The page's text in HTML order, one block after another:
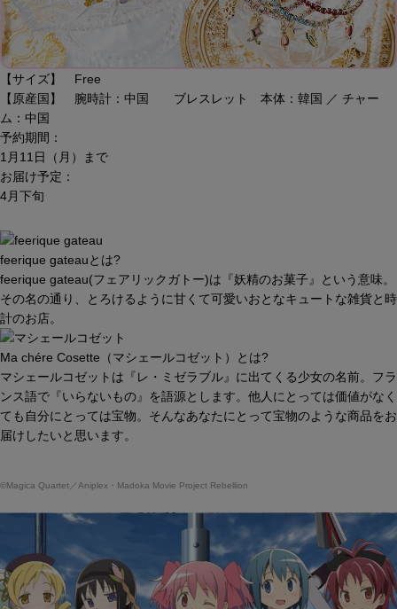
【サイズ】 Free
【原産国】 腕時計：中国 ブレスレット 本体：韓国 ／ チャー
ム：中国
予約期間：
1月11日（月）まで
お届け予定：
4月下旬
feerique gateauとは?
feerique gateau(フェアリックガトー)は『妖精のお菓子』という意味。
その名の通り、とろけるように甘くて可愛いおとなキュートな雑貨と時
計のお店。
Ma chére Cosette（マシェールコゼット）とは?
マシェールコゼットは『レ・ミゼラブル』に出てくる少女の名前。フラ
ンス語で『いらないもの』を語源とします。他人にとっては価値がなく
ても自分にとっては宝物。そんなあなたにとって宝物のような商品をお
届けしたいと思います。
©Magica Quartet／Aniplex・Madoka Movie Project Rebellion